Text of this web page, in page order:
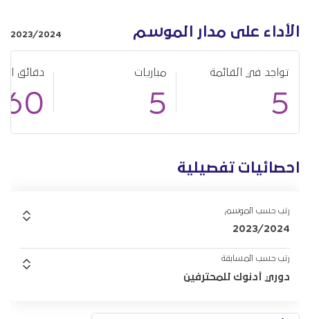
الأداء على مدار الموسم 2023/2024
تواجد في القائمة
5
مباريات
5
دقائق
احصائيات تفصيلية
رتب حسب الموسم
2023/2024
رتب حسب المسابقة
دوري أدنوك للمحترفين